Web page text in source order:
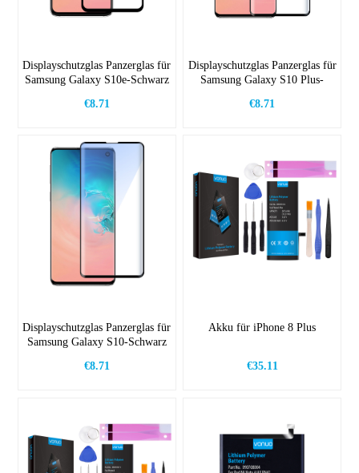
Displayschutzglas Panzerglas für
Samsung Galaxy S10e-Schwarz
€8.71
Displayschutzglas Panzerglas für
Samsung Galaxy S10 Plus-
€8.71
Displayschutzglas Panzerglas für
Samsung Galaxy S10-Schwarz
€8.71
Akku für iPhone 8 Plus
€35.11